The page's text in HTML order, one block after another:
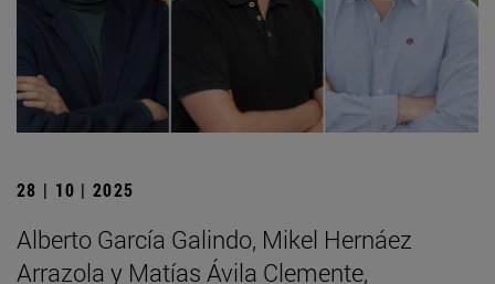
28 | 10 | 2025
Alberto García Galindo, Mikel Hernáez
Arrazola y Matías Ávila Clemente,